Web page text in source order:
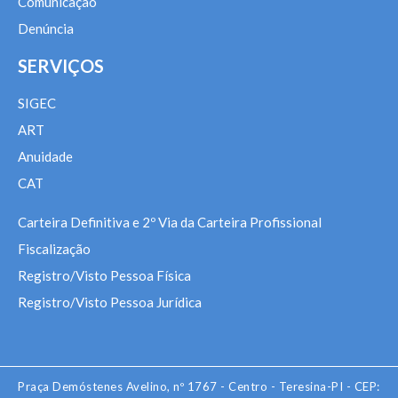
Denúncia
SERVIÇOS
SIGEC
ART
Anuidade
CAT
Carteira Definitiva e 2º Via da Carteira Profissional
Fiscalização
Registro/Visto Pessoa Física
Registro/Visto Pessoa Jurídica
Praça Demóstenes Avelino, nº 1767 - Centro - Teresina-PI - CEP: